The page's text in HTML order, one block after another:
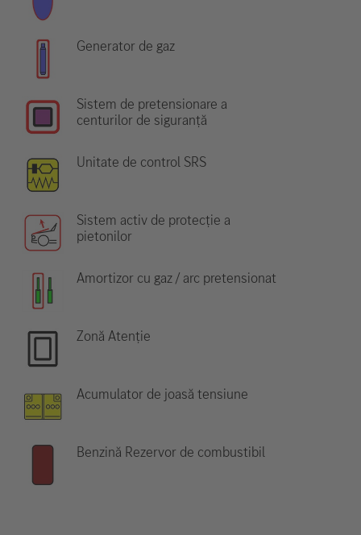
Generator de gaz
Sistem de pretensionare a
centurilor de siguranță
Unitate de control SRS
Sistem activ de protecție a
pietonilor
Amortizor cu gaz / arc pretensionat
Zonă Atenție
Acumulator de joasă tensiune
Benzină Rezervor de combustibil